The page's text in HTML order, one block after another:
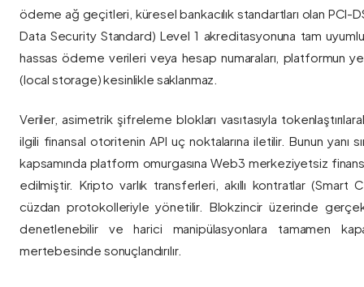
ödeme ağ geçitleri, küresel bankacılık standartları olan PCI-
Data Security Standard) Level 1 akreditasyonuna tam
hassas ödeme verileri veya hesap numaraları, platformun
(local storage) kesinlikle saklanmaz.
Veriler, asimetrik şifreleme blokları vasıtasıyla
ilgili finansal otoritenin API uç noktalarına iletilir. Bunun yanı
kapsamında platform omurgasına Web3 merkeziyetsiz
edilmiştir. Kripto varlık transferleri, akıllı kontratlar (Smart
cüzdan protokolleriyle yönetilir. Blokzincir üzerinde
denetlenebilir ve harici manipülasyonlara tamamen
mertebesinde sonuçlandırılır.